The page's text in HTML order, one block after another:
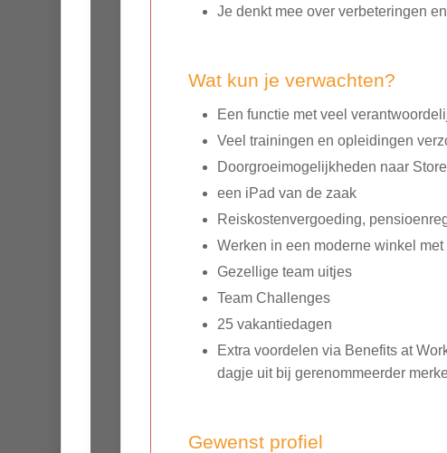
Je denkt mee over verbeteringen
Wat kun je verwachten?
Een functie met veel
Veel trainingen en opleidingen
Doorgroeimogelijkheden naar
een iPad van de zaak
Reiskostenvergoeding,
Werken in een moderne winkel
Gezellige team uitjes
Team Challenges
25 vakantiedagen
Extra voordelen via Benefits at
dagje uit bij gerenommeerder
Gewenst profiel